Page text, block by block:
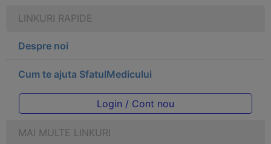
LINKURI RAPIDE
Despre noi
Cum te ajuta SfatulMedicului
Login / Cont nou
MAI MULTE LINKURI